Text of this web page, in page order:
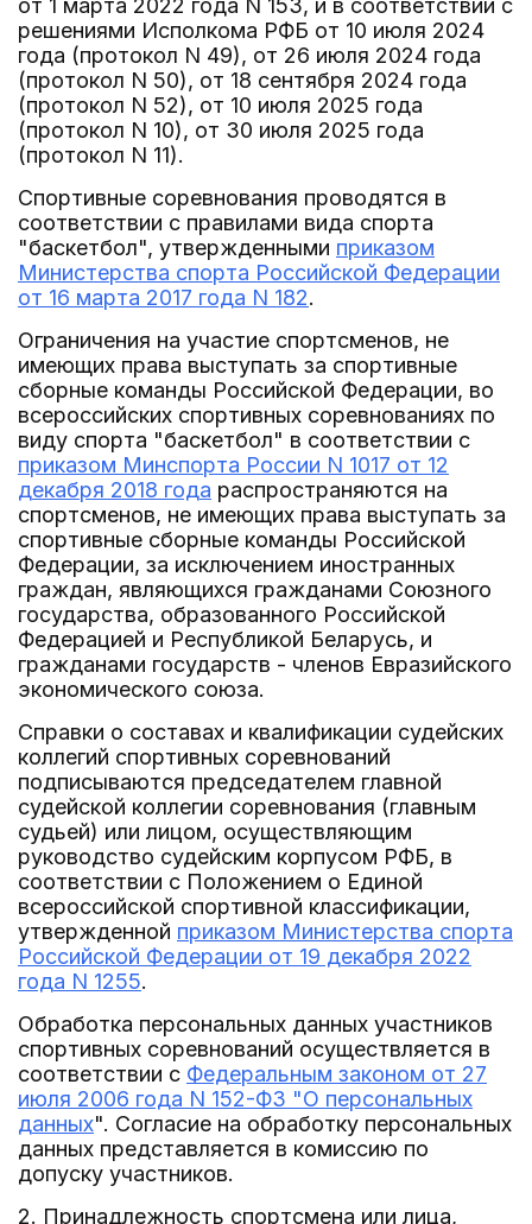
от 1 марта 2022 года N 153, и в соответствии с
решениями Исполкома РФБ от 10 июля 2024
года (протокол N 49), от 26 июля 2024 года
(протокол N 50), от 18 сентября 2024 года
(протокол N 52), от 10 июля 2025 года
(протокол N 10), от 30 июля 2025 года
(протокол N 11).
Спортивные соревнования проводятся в
соответствии с правилами вида спорта
"баскетбол", утвержденными приказом
Министерства спорта Российской Федерации
от 16 марта 2017 года N 182.
Ограничения на участие спортсменов, не
имеющих права выступать за спортивные
сборные команды Российской Федерации, во
всероссийских спортивных соревнованиях по
виду спорта "баскетбол" в соответствии с
приказом Минспорта России N 1017 от 12
декабря 2018 года распространяются на
спортсменов, не имеющих права выступать за
спортивные сборные команды Российской
Федерации, за исключением иностранных
граждан, являющихся гражданами Союзного
государства, образованного Российской
Федерацией и Республикой Беларусь, и
гражданами государств - членов Евразийского
экономического союза.
Справки о составах и квалификации судейских
коллегий спортивных соревнований
подписываются председателем главной
судейской коллегии соревнования (главным
судьей) или лицом, осуществляющим
руководство судейским корпусом РФБ, в
соответствии с Положением о Единой
всероссийской спортивной классификации,
утвержденной приказом Министерства спорта
Российской Федерации от 19 декабря 2022
года N 1255.
Обработка персональных данных участников
спортивных соревнований осуществляется в
соответствии с Федеральным законом от 27
июля 2006 года N 152-ФЗ "О персональных
данных". Согласие на обработку персональных
данных представляется в комиссию по
допуску участников.
2. Принадлежность спортсмена или лица,